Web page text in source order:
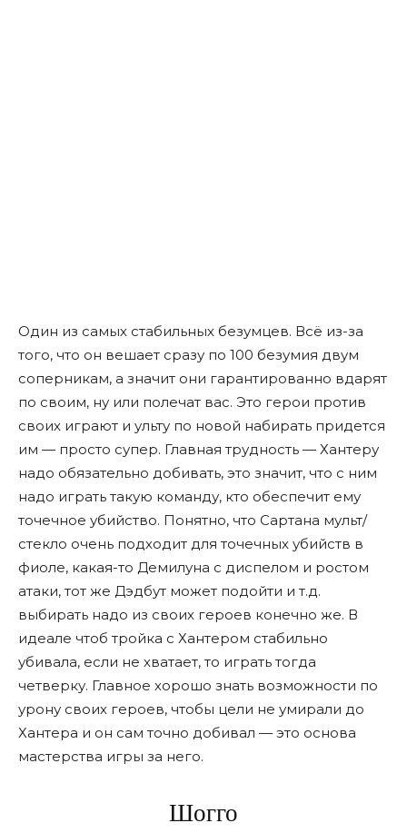
Один из самых стабильных безумцев. Всë из-за
того, что он вешает сразу по 100 безумия двум
соперникам, а значит они гарантированно вдарят
по своим, ну или полечат вас. Это герои против
своих играют и ульту по новой набирать придется
им — просто супер. Главная трудность — Хантеру
надо обязательно добивать, это значит, что с ним
надо играть такую команду, кто обеспечит ему
точечное убийство. Понятно, что Сартана мульт/
стекло очень подходит для точечных убийств в
фиоле, какая-то Демилуна с диспелом и ростом
атаки, тот же Дэдбут может подойти и т.д.
выбирать надо из своих героев конечно же. В
идеале чтоб тройка с Хантером стабильно
убивала, если не хватает, то играть тогда
четверку. Главное хорошо знать возможности по
урону своих героев, чтобы цели не умирали до
Хантера и он сам точно добивал — это основа
мастерства игры за него.
Шогго